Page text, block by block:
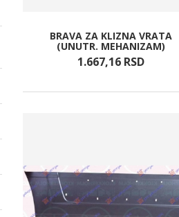
BRAVA ZA KLIZNA VRATA
(UNUTR. MEHANIZAM)
1.667,16 RSD